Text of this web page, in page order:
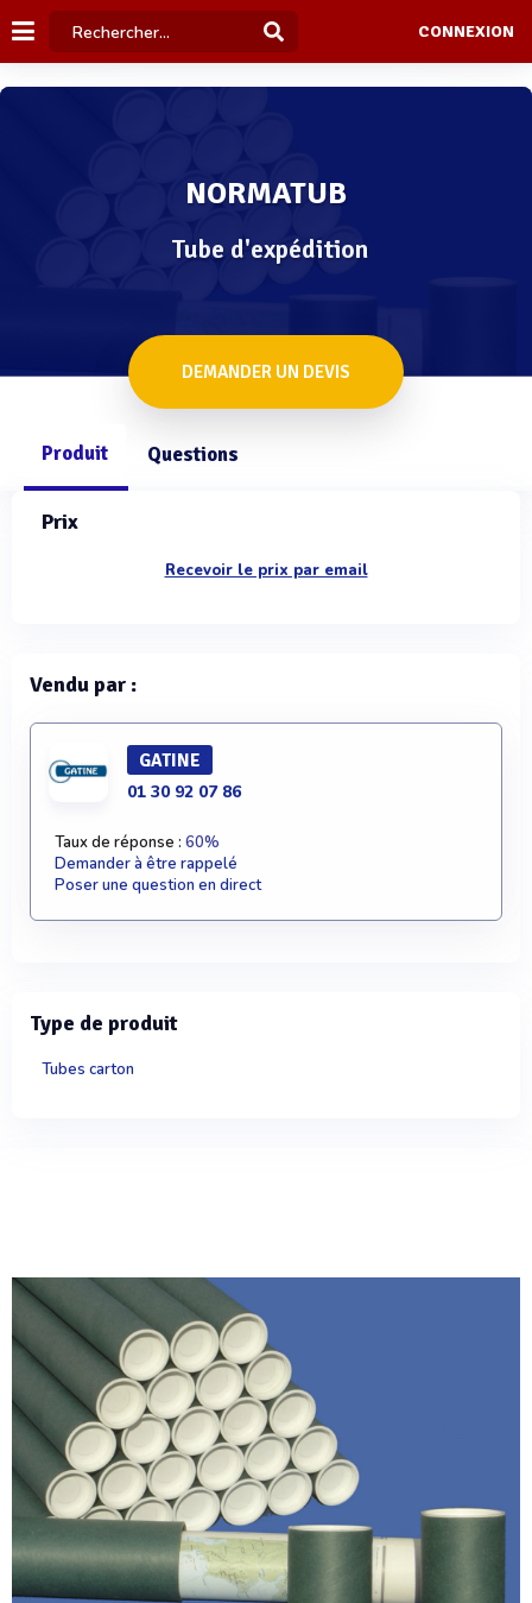
CONNEXION
NORMATUB
Tube d'expédition
DEMANDER UN DEVIS
Produit Questions
Prix
Recevoir le prix par email
Vendu par :
GATINE
01 30 92 07 86
Taux de réponse : 60%
Demander à être rappelé
Poser une question en direct
Type de produit
Tubes carton